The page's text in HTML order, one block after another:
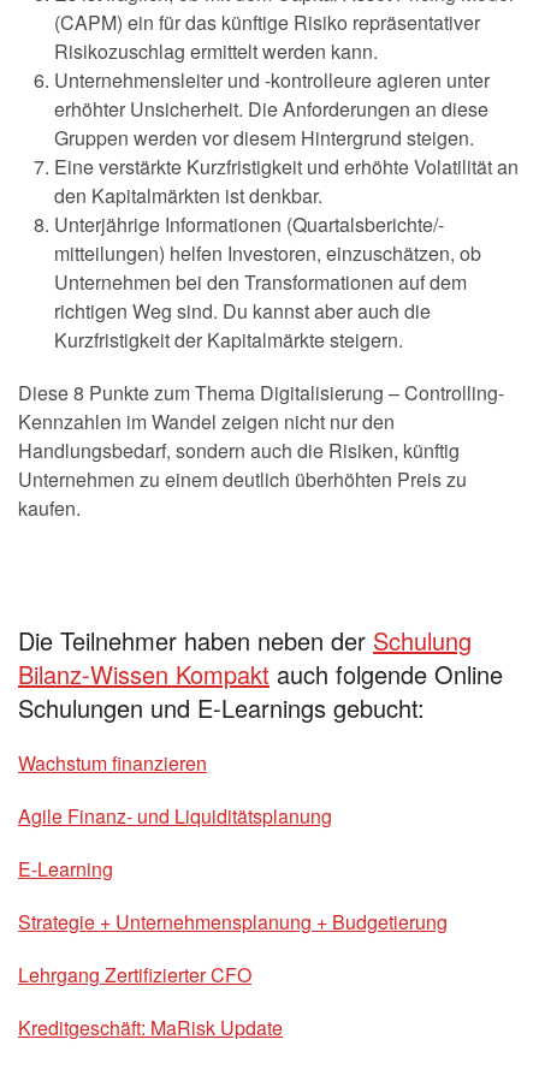
(CAPM) ein für das künftige Risiko repräsentativer
Risikozuschlag ermittelt werden kann.
Unternehmensleiter und -kontrolleure agieren unter
erhöhter Unsicherheit. Die Anforderungen an diese
Gruppen werden vor diesem Hintergrund steigen.
Eine verstärkte Kurzfristigkeit und erhöhte Volatilität an
den Kapitalmärkten ist denkbar.
Unterjährige Informationen (Quartalsberichte/-
mitteilungen) helfen Investoren, einzuschätzen, ob
Unternehmen bei den Transformationen auf dem
richtigen Weg sind. Du kannst aber auch die
Kurzfristigkeit der Kapitalmärkte steigern.
Diese 8 Punkte zum Thema Digitalisierung – Controlling-
Kennzahlen im Wandel zeigen nicht nur den
Handlungsbedarf, sondern auch die Risiken, künftig
Unternehmen zu einem deutlich überhöhten Preis zu
kaufen.
Die Teilnehmer haben neben der Schulung
Bilanz-Wissen Kompakt auch folgende Online
Schulungen und E-Learnings gebucht:
Wachstum finanzieren
Agile Finanz- und Liquiditätsplanung
E-Learning
Strategie + Unternehmensplanung + Budgetierung
Lehrgang Zertifizierter CFO
Kreditgeschäft: MaRisk Update